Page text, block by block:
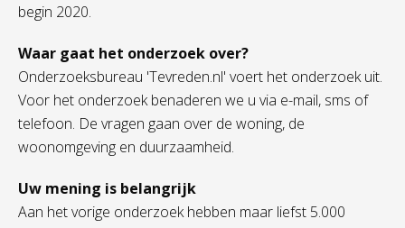
begin 2020.
Waar gaat het onderzoek over?
Onderzoeksbureau 'Tevreden.nl' voert het onderzoek uit.
Voor het onderzoek benaderen we u via e-mail, sms of
telefoon. De vragen gaan over de woning, de
woonomgeving en duurzaamheid.
Uw mening is belangrijk
Aan het vorige onderzoek hebben maar liefst 5.000